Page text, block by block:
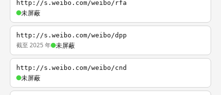
http://s.weibo.com/weibo/rfa
未屏蔽
http://s.weibo.com/weibo/dpp
截至 2025 年 未屏蔽
http://s.weibo.com/weibo/cnd
未屏蔽